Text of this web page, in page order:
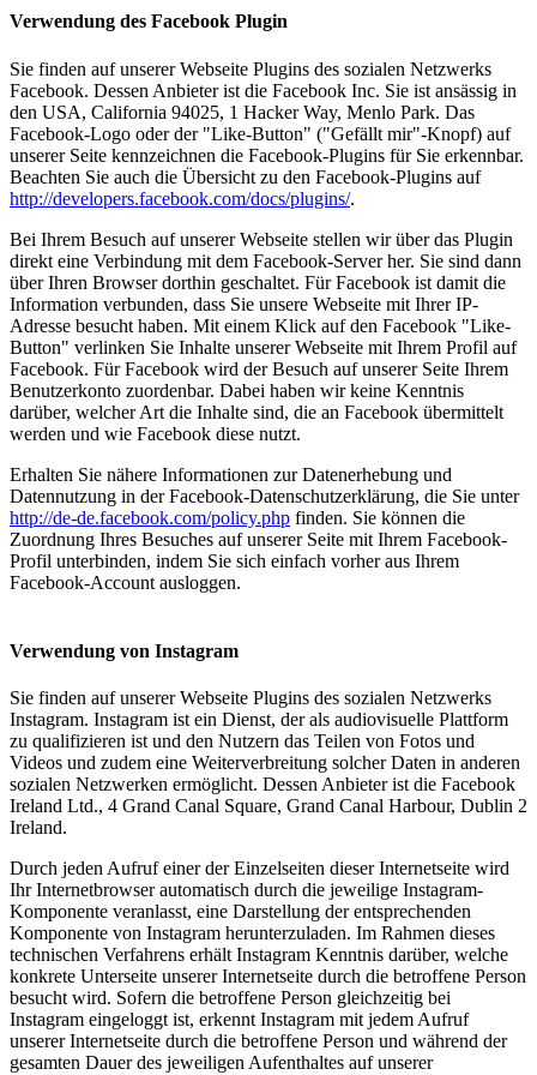
Verwendung des Facebook Plugin
Sie finden auf unserer Webseite Plugins des sozialen Netzwerks
Facebook. Dessen Anbieter ist die Facebook Inc. Sie ist ansässig in
den USA, California 94025, 1 Hacker Way, Menlo Park. Das
Facebook-Logo oder der "Like-Button" ("Gefällt mir"-Knopf) auf
unserer Seite kennzeichnen die Facebook-Plugins für Sie erkennbar.
Beachten Sie auch die Übersicht zu den Facebook-Plugins auf
http://developers.facebook.com/docs/plugins/.
Bei Ihrem Besuch auf unserer Webseite stellen wir über das Plugin
direkt eine Verbindung mit dem Facebook-Server her. Sie sind dann
über Ihren Browser dorthin geschaltet. Für Facebook ist damit die
Information verbunden, dass Sie unsere Webseite mit Ihrer IP-
Adresse besucht haben. Mit einem Klick auf den Facebook "Like-
Button" verlinken Sie Inhalte unserer Webseite mit Ihrem Profil auf
Facebook. Für Facebook wird der Besuch auf unserer Seite Ihrem
Benutzerkonto zuordenbar. Dabei haben wir keine Kenntnis
darüber, welcher Art die Inhalte sind, die an Facebook übermittelt
werden und wie Facebook diese nutzt.
Erhalten Sie nähere Informationen zur Datenerhebung und
Datennutzung in der Facebook-Datenschutzerklärung, die Sie unter
http://de-de.facebook.com/policy.php finden. Sie können die
Zuordnung Ihres Besuches auf unserer Seite mit Ihrem Facebook-
Profil unterbinden, indem Sie sich einfach vorher aus Ihrem
Facebook-Account ausloggen.
Verwendung von Instagram
Sie finden auf unserer Webseite Plugins des sozialen Netzwerks
Instagram. Instagram ist ein Dienst, der als audiovisuelle Plattform
zu qualifizieren ist und den Nutzern das Teilen von Fotos und
Videos und zudem eine Weiterverbreitung solcher Daten in anderen
sozialen Netzwerken ermöglicht. Dessen Anbieter ist die Facebook
Ireland Ltd., 4 Grand Canal Square, Grand Canal Harbour, Dublin 2
Ireland.
Durch jeden Aufruf einer der Einzelseiten dieser Internetseite wird
Ihr Internetbrowser automatisch durch die jeweilige Instagram-
Komponente veranlasst, eine Darstellung der entsprechenden
Komponente von Instagram herunterzuladen. Im Rahmen dieses
technischen Verfahrens erhält Instagram Kenntnis darüber, welche
konkrete Unterseite unserer Internetseite durch die betroffene Person
besucht wird. Sofern die betroffene Person gleichzeitig bei
Instagram eingeloggt ist, erkennt Instagram mit jedem Aufruf
unserer Internetseite durch die betroffene Person und während der
gesamten Dauer des jeweiligen Aufenthaltes auf unserer